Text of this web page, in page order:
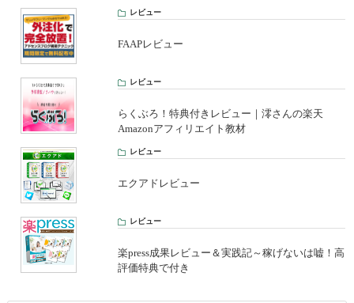
レビュー
FAAPレビュー
レビュー
らくぶろ！特典付きレビュー｜澪さんの楽天
Amazonアフィリエイト教材
レビュー
エクアドレビュー
レビュー
楽press成果レビュー＆実践記～稼げないは嘘！高
評価特典で付き